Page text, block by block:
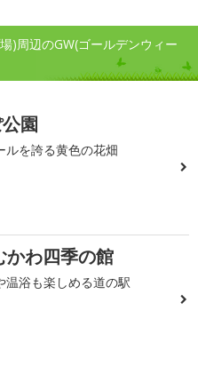
)周辺のGW(ゴールデンウィー
園
ルを誇る黄色の花畑
かわ四季の館
温浴も楽しめる道の駅